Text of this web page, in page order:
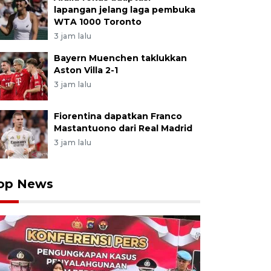
lapangan jelang laga pembuka
WTA 1000 Toronto
3 jam lalu
Bayern Muenchen taklukkan
Aston Villa 2-1
3 jam lalu
Fiorentina dapatkan Franco
Mastantuono dari Real Madrid
3 jam lalu
News